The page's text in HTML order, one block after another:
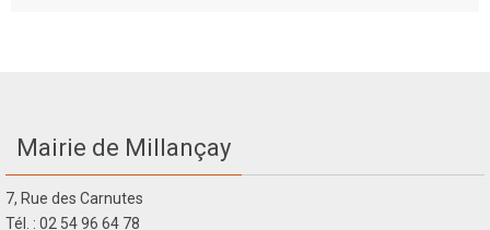
Mairie de Millançay
7, Rue des Carnutes
Tél. : 02 54 96 64 78